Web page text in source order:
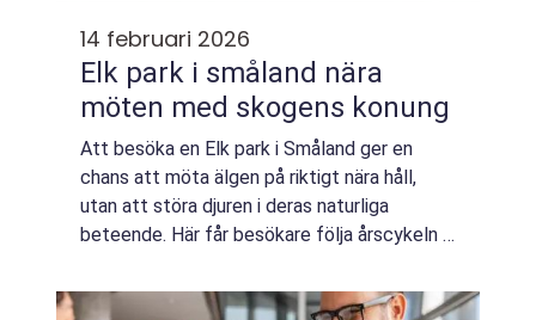
14 februari 2026
Elk park i småland nära
möten med skogens konung
Att besöka en Elk park i Småland ger en
chans att möta älgen på riktigt nära håll,
utan att störa djuren i deras naturliga
beteende. Här får besökare följa årscykeln i
hur stora tjurar rör sig lugnt genom ...